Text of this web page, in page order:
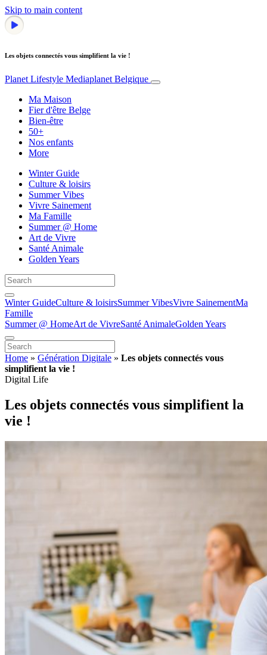
Skip to main content
Les objets connectés vous simplifient la vie !
Planet Lifestyle Mediaplanet Belgique
Ma Maison
Fier d'être Belge
Bien-être
50+
Nos enfants
More
Winter Guide
Culture & loisirs
Summer Vibes
Vivre Sainement
Ma Famille
Summer @ Home
Art de Vivre
Santé Animale
Golden Years
Winter GuideCulture & loisirsSummer VibesVivre SainementMa
Famille
Summer @ HomeArt de VivreSanté AnimaleGolden Years
Home » Génération Digitale » Les objets connectés vous
simplifient la vie !
Digital Life
Les objets connectés vous simplifient la
vie !